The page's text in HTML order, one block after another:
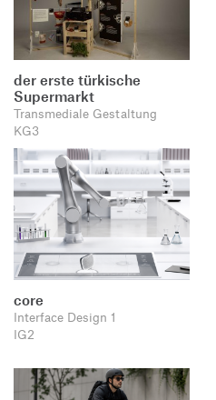
der erste türkische
Supermarkt
Transmediale Gestaltung
KG3
core
Interface Design 1
IG2